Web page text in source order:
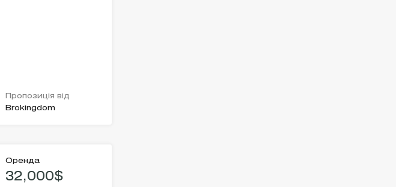
Пропозиція від
Brokingdom
Оренда
32,000$